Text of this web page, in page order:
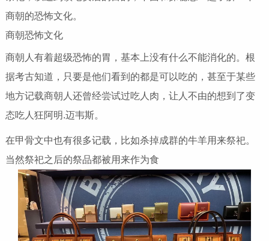
商朝的恐怖文化。
商朝恐怖文化
商朝人有着超级恐怖的胃，基本上没有什么不能消化的。根
据考古知道，只要是他们看到的都是可以吃的，甚至于某些
地方记载商朝人还曾经尝试过吃人肉，让人不由的想到了变
态吃人狂阿明.迈韦斯。
在甲骨文中也有很多记载，比如杀掉成群的牛羊用来祭祀。
当然祭祀之后的祭品都被用来作为食